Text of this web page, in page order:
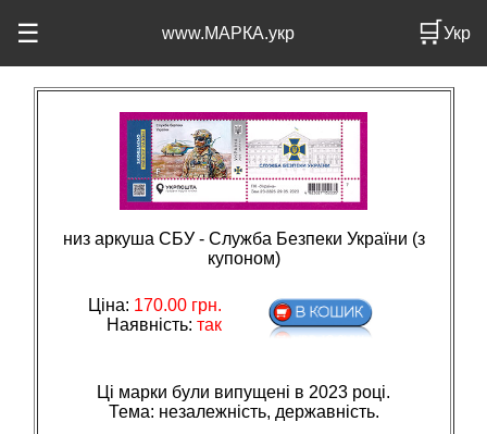
☰ www.МАРКА.укр 🛒Укр
низ аркуша СБУ - Служба Безпеки України (з
купоном)
Ціна: 170.00грн.
Наявність: так
Ці марки були випущені в 2023 році.
Тема: незалежнiсть, державнiсть.